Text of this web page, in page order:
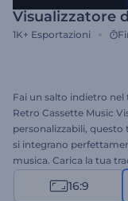
Visualizzatore
1K+ Esportazioni
Fai un salto indietro
Retro Cassette Music
personalizzabili,
si integrano
musica. Carica la tua
dell'artista e trasporta
dove audio e16:9